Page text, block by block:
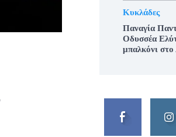
Κυκλάδες
Παναγία
Οδυσσέα
μπαλκόνι στο